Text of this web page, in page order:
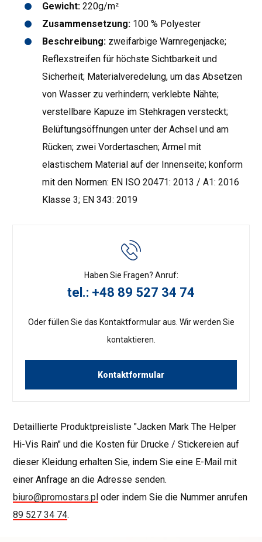
Gewicht: 220g/m²
Zusammensetzung: 100 % Polyester
Beschreibung: zweifarbige Warnregenjacke;
Reflexstreifen für höchste Sichtbarkeit und
Sicherheit; Materialveredelung, um das Absetzen
von Wasser zu verhindern; verklebte Nähte;
verstellbare Kapuze im Stehkragen versteckt;
Belüftungsöffnungen unter der Achsel und am
Rücken; zwei Vordertaschen; Ärmel mit
elastischem Material auf der Innenseite; konform
mit den Normen: EN ISO 20471: 2013 / A1: 2016
Klasse 3; EN 343: 2019
Haben Sie Fragen? Anruf:
tel.: +48 89 527 34 74
Oder füllen Sie das Kontaktformular aus. Wir werden Sie
kontaktieren.
Kontaktformular
Detaillierte Produktpreisliste "Jacken Mark The Helper
Hi-Vis Rain" und die Kosten für Drucke / Stickereien auf
dieser Kleidung erhalten Sie, indem Sie eine E-Mail mit
einer Anfrage an die Adresse senden.
biuro@promostars.pl oder indem Sie die Nummer anrufen
89 527 34 74.